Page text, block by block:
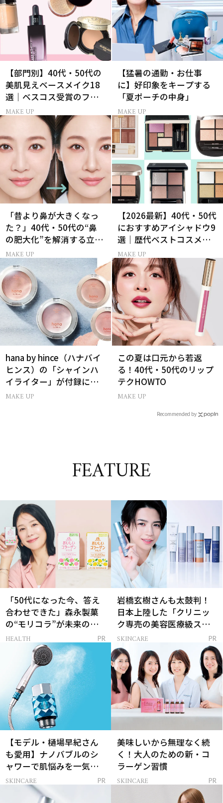
【部門別】40代・50代の
美肌見えベースメイク18
選｜ベスコス受賞のファ
ンデ・下地・パウダー
MAKE UP
【猛暑の通勤・お仕事
に】好印象をキープする
「夏ポーチの中身」
MAKE UP
「昔より鼻が大きくなっ
た？」40代・50代の“鼻
の肥大化”を解消する立体
小鼻メイク
MAKE UP
【2026最新】40代・50代
におすすめアイシャドウ9
選｜歴代ベストコスメ受
賞まとめ
MAKE UP
hana by hince（ハナバイ
ヒンス）の「シャインハ
イライター」が付録に！
美ST2026年9月号付録情
MAKE UP
この夏は口元から若返
る！40代・50代のリップ
テクHOWTO
MAKE UP
Recommended by
FEATURE
「50代になった今、答え
合わせできた」森永製菓
の“モリコラ”が未来のキ
レイを連れてくる！
HEALTH PR
岩橋玄樹さんも太鼓判！
日本上陸した「クリニッ
ク専売の美容医療級スキ
ンケア」
SKINCARE PR
【モデル・樋場早紀さん
も愛用】ナノバブルのシ
ャワーで肌悩みを一気に
解決
SKINCARE PR
美味しいから無理なく続
く！大人のための新・コ
ラーゲン習慣
SKINCARE PR